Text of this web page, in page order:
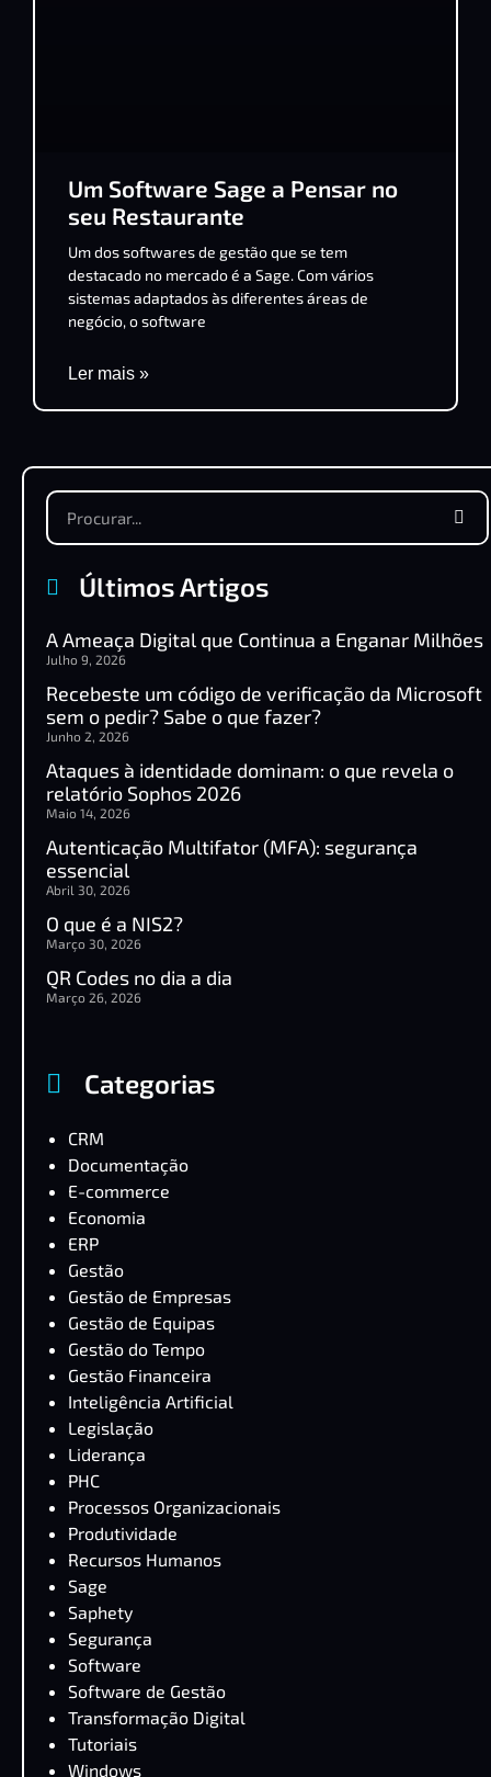
Um Software Sage a Pensar no
seu Restaurante
Um dos softwares de gestão que se tem
destacado no mercado é a Sage. Com vários
sistemas adaptados às diferentes áreas de
negócio, o software
Ler mais »
Últimos Artigos
A Ameaça Digital que Continua a Enganar Milhões
Julho 9, 2026
Recebeste um código de verificação da Microsoft
sem o pedir? Sabe o que fazer?
Junho 2, 2026
Ataques à identidade dominam: o que revela o
relatório Sophos 2026
Maio 14, 2026
Autenticação Multifator (MFA): segurança
essencial
Abril 30, 2026
O que é a NIS2?
Março 30, 2026
QR Codes no dia a dia
Março 26, 2026
Categorias
CRM
Documentação
E-commerce
Economia
ERP
Gestão
Gestão de Empresas
Gestão de Equipas
Gestão do Tempo
Gestão Financeira
Inteligência Artificial
Legislação
Liderança
PHC
Processos Organizacionais
Produtividade
Recursos Humanos
Sage
Saphety
Segurança
Software
Software de Gestão
Transformação Digital
Tutoriais
Windows